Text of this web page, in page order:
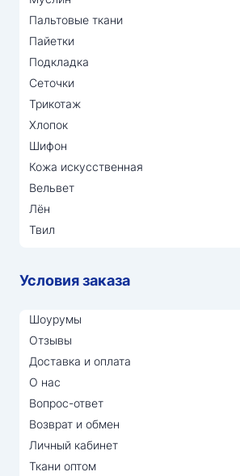
Пальтовые ткани
Пайетки
Подкладка
Сеточки
Трикотаж
Хлопок
Шифон
Кожа искусственная
Вельвет
Лён
Твил
Условия заказа
Шоурумы
Отзывы
Доставка и оплата
О нас
Вопрос-ответ
Возврат и обмен
Личный кабинет
Ткани оптом